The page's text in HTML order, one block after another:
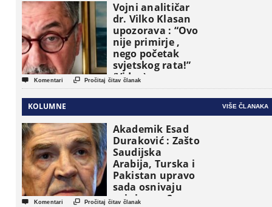
Vojni analitičar
dr. Vilko Klasan
upozorava : “Ovo
nije primirje ,
nego početak
svjetskog rata!”
(Video)
 Komentari  Pročitaj čitav članak
KOLUMNE VIŠE ČLANAKA
Akademik Esad
Duraković : Zašto
Saudijska
Arabija, Turska i
Pakistan upravo
sada osnivaju
vojni savez?
 Komentari  Pročitaj čitav članak